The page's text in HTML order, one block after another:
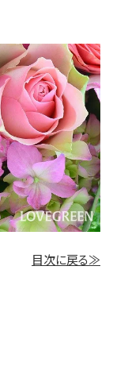
目次に戻る≫